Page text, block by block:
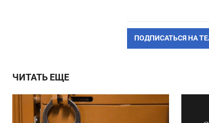
ПОДПИСАТЬСЯ НА
ЧИТАТЬ ЕЩЕ